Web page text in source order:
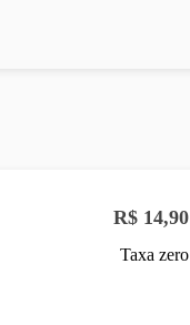
R$ 14,90
Taxa zero